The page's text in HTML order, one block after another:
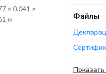
× 0.041 ×
м
Файлы
Показать